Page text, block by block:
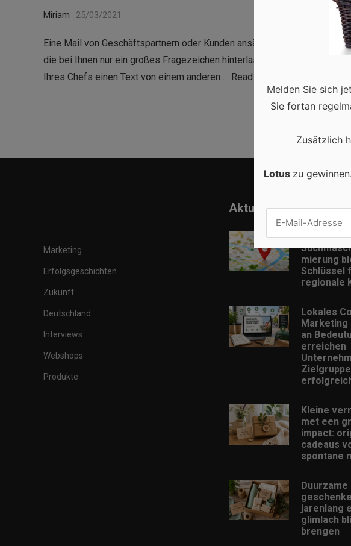
Miriam 25/03/2021
Eine Mail von Geschäftspartnern oder Kunden ansässig in einem
die bei Ihnen nur ein großes Fragezeichen hinterlassen? Ein Interview
Ihres Chefs einen Text von einem anderen … Read more
Marketing
Erfolgsgeschichten
Zukunft
Deutschland
Interviews
Webshops
Produkte
Aktuell
Lokale
mierung
Schlüssel
regionale
Lokales
Marketing
an
erreichen
Zielgruppe
Kleine
met een
impact:
cadeaus
spontane
Duurzame
jarenlang
glimlach
brengen
Melden Sie sich
Sie fortan
Zusätzlich
Lotus zu